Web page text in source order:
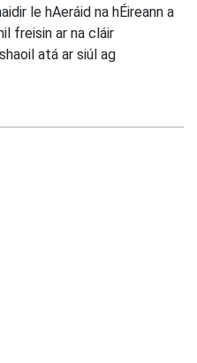
le hAeráid na hÉireann a
freisin ar na cláir
atá ar siúl ag